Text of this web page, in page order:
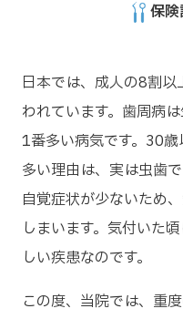
保
日本では、成人の8割
われています。歯周病
1番多い病気です。30
多い理由は、実は虫歯
自覚症状が少ないため
しまいます。気付いた
しい疾患なのです。
この度、当院では、重